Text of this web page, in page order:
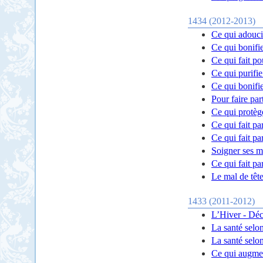
1434 (2012-2013)
Ce qui
Ce qui
Ce qui fait
Ce qui
Ce qui
Pour faire
Ce qui
Ce qui fait
Ce qui fait
Soigner ses
Ce qui fait
Le mal de
1433 (2011-2012)
L’Hiver -
La santé
La santé
Ce qui